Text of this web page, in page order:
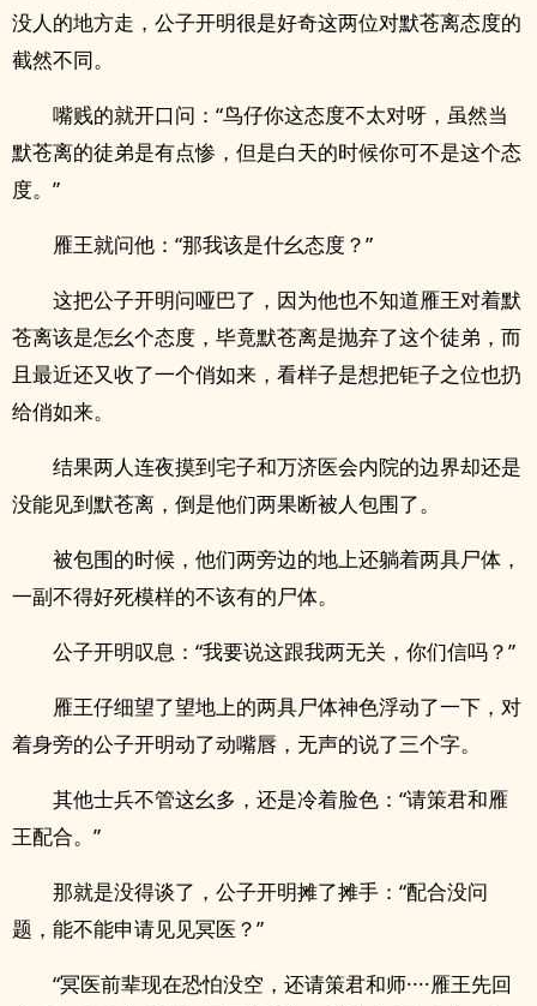
没人的地方走，公子开明很是好奇这两位对默苍离态度的
截然不同。
嘴贱的就开口问：“鸟仔你这态度不太对呀，虽然当
默苍离的徒弟是有点惨，但是白天的时候你可不是这个态
度。”
雁王就问他：“那我该是什幺态度？”
这把公子开明问哑巴了，因为他也不知道雁王对着默
苍离该是怎幺个态度，毕竟默苍离是抛弃了这个徒弟，而
且最近还又收了一个俏如来，看样子是想把钜子之位也扔
给俏如来。
结果两人连夜摸到宅子和万济医会内院的边界却还是
没能见到默苍离，倒是他们两果断被人包围了。
被包围的时候，他们两旁边的地上还躺着两具尸体，
一副不得好死模样的不该有的尸体。
公子开明叹息：“我要说这跟我两无关，你们信吗？”
雁王仔细望了望地上的两具尸体神色浮动了一下，对
着身旁的公子开明动了动嘴唇，无声的说了三个字。
其他士兵不管这幺多，还是冷着脸色：“请策君和雁
王配合。”
那就是没得谈了，公子开明摊了摊手：“配合没问
题，能不能申请见见冥医？”
“冥医前辈现在恐怕没空，还请策君和师····雁王先回